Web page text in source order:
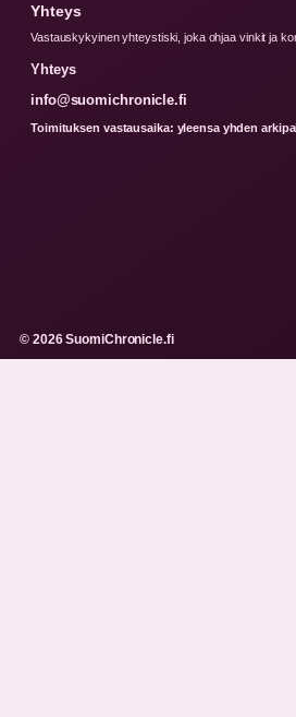
Yhteys
Vastauskykyinen yhteystiski, joka ohjaa vinkit ja
Yhteys
info@suomichronicle.fi
Toimituksen vastausaika: yleensa yhden
© 2026 SuomiChronicle.fi